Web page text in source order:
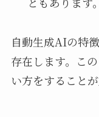
自動生成AIの特
存在します。こ
い方をすることが